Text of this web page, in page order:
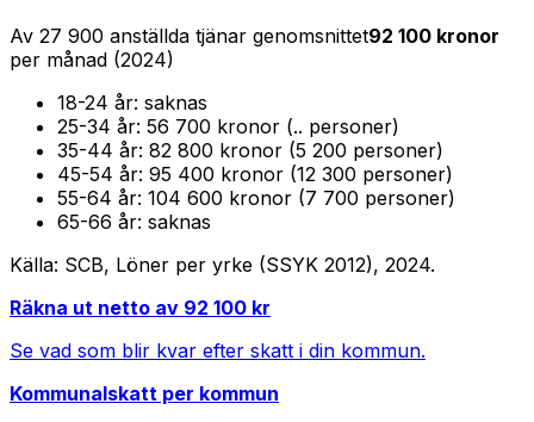
Av 27 900 anställda tjänar genomsnittet92 100 kronor
per månad (2024)
18-24 år: saknas
25-34 år: 56 700 kronor (.. personer)
35-44 år: 82 800 kronor (5 200 personer)
45-54 år: 95 400 kronor (12 300 personer)
55-64 år: 104 600 kronor (7 700 personer)
65-66 år: saknas
Källa: SCB, Löner per yrke (SSYK 2012), 2024.
Räkna ut netto av 92 100 kr
Se vad som blir kvar efter skatt i din kommun.
Kommunalskatt per kommun